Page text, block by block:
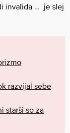
invalida … je slej
razvijal sebe
starši so za